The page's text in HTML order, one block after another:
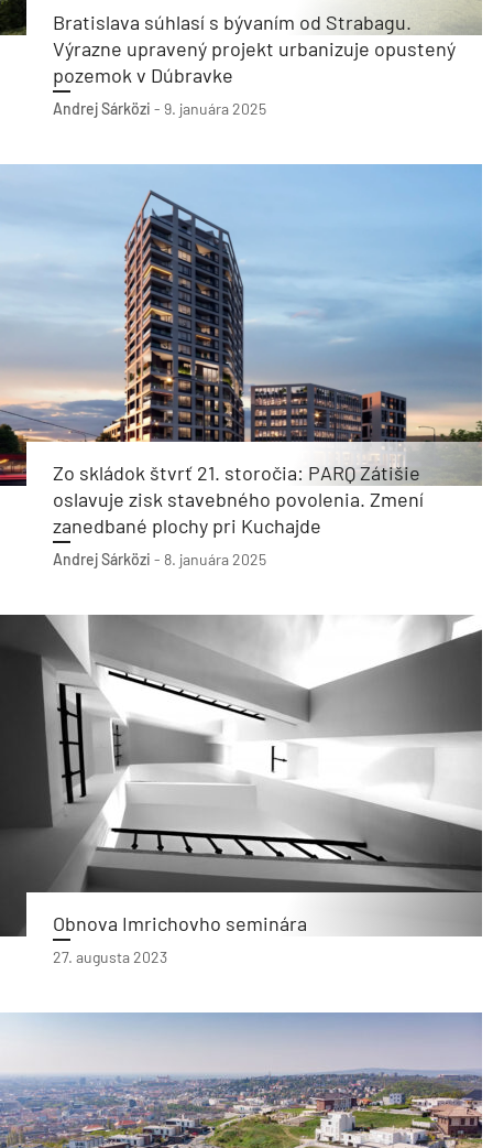
Bratislava súhlasí s bývaním od Strabagu.
Výrazne upravený projekt urbanizuje opustený
pozemok v Dúbravke
Andrej Sárközi - 9. januára 2025
Zo skládok štvrť 21. storočia: PARQ Zátišie
oslavuje zisk stavebného povolenia. Zmení
zanedbané plochy pri Kuchajde
Andrej Sárközi - 8. januára 2025
Obnova Imrichovho seminára
27. augusta 2023